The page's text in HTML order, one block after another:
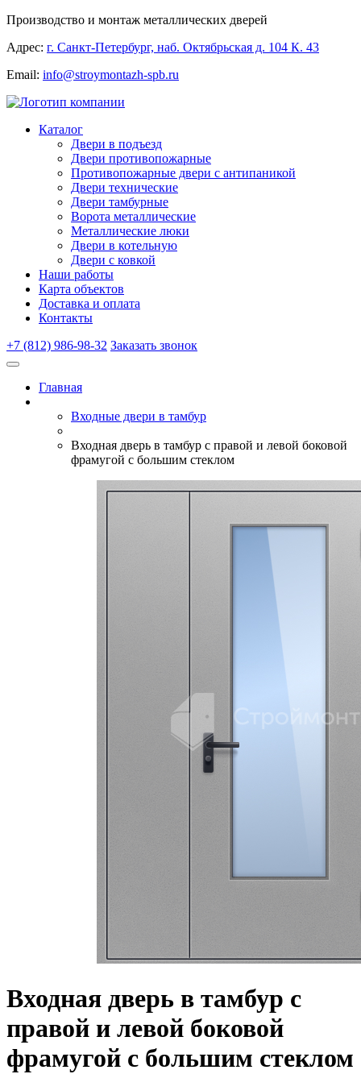
Производство и монтаж металлических дверей
Адрес: г. Санкт-Петербург, наб. Октябрьская д. 104 К. 43
Email: info@stroymontazh-spb.ru
Каталог
Двери в подъезд
Двери противопожарные
Противопожарные двери с антипаникой
Двери технические
Двери тамбурные
Ворота металлические
Металлические люки
Двери в котельную
Двери с ковкой
Наши работы
Карта объектов
Доставка и оплата
Контакты
+7 (812) 986-98-32 Заказать звонок
Главная
Входные двери в тамбур
Входная дверь в тамбур с правой и левой боковой
фрамугой с большим стеклом
Входная дверь в тамбур с
правой и левой боковой
фрамугой с большим стеклом